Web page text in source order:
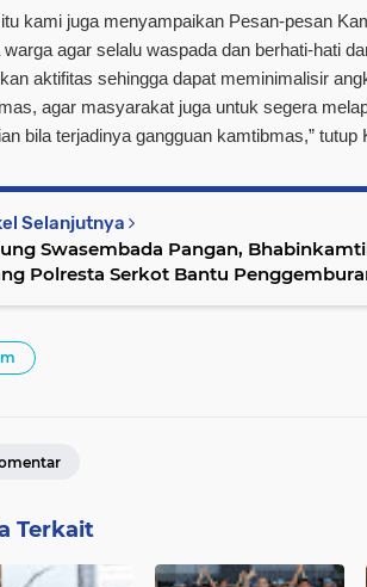
itu kami juga menyampaikan Pesan-pesan
warga agar selalu waspada dan berhati-hati
aktifitas sehingga dapat meminimalisir
agar masyarakat juga untuk segera
bila terjadinya gangguan kamtibmas,” tutup
Selanjutnya
Swasembada Pangan,
Polresta Serkot Bantu
Terkait